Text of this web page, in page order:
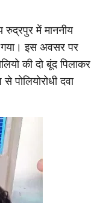
रुद्रपुर में माननीय
गया। इस अवसर पर
की दो बूंद पिलाकर
दवा